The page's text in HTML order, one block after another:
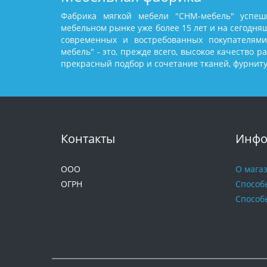
Фабрика мягкой мебели "СНМ-мебель"
мебельном рынке уже более 15 лет и на
современных и востребованных
мебель" - это, прежде всего, высокое качество
прекрасный подбор и сочетание тканей,
Контакты
ООО
ОГРН
О